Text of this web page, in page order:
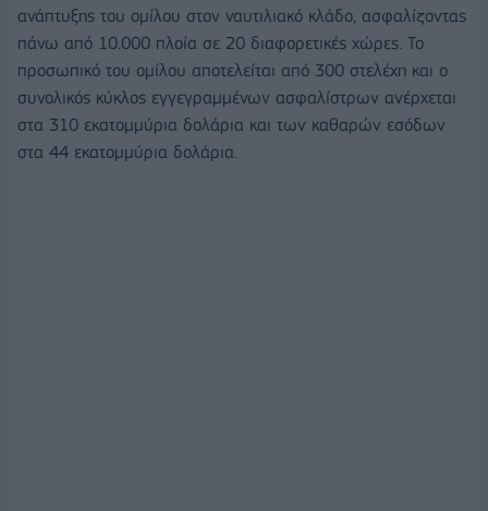
ανάπτυξης του ομίλου στον ναυτιλιακό κλάδο, ασφαλίζοντας
πάνω από 10.000 πλοία σε 20 διαφορετικές χώρες. Το
προσωπικό του ομίλου αποτελείται από 300 στελέχη και ο
συνολικός κύκλος εγγεγραμμένων ασφαλίστρων ανέρχεται
στα 310 εκατομμύρια δολάρια και των καθαρών εσόδων
στα 44 εκατομμύρια δολάρια.